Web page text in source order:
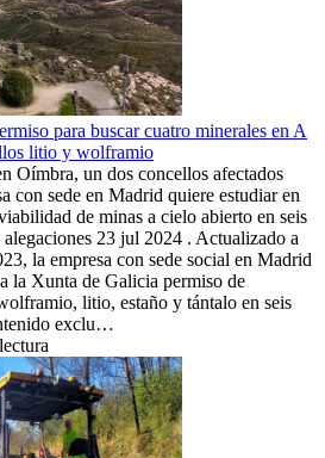
para buscar cuatro minerales en A
litio y wolframio
Oímbra, un dos concellos afectados
con sede en Madrid quiere estudiar en
de minas a cielo abierto en seis
23 jul 2024 . Actualizado a
la empresa con sede social en Madrid
la Xunta de Galicia permiso de
litio, estaño y tántalo en seis
exclu…